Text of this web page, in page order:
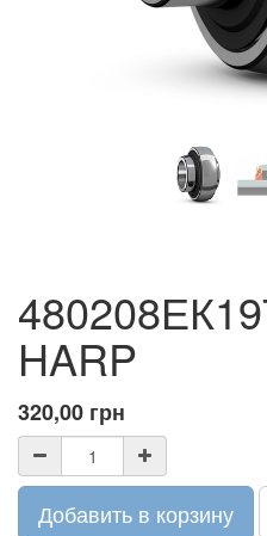
HARP
320,00 грн
Добавить в корзину